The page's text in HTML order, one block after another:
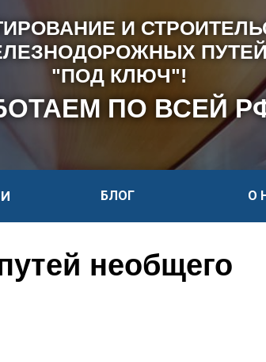
И
ПУТЕЙ
"ПОД КЛЮЧ"!
ПО ВСЕЙ
БЛОГ О
необщего